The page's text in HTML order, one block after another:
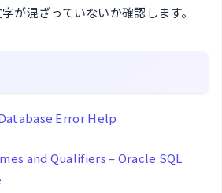
が混ざっていないか確認します。
Error Help
and Qualifiers – Oracle SQL